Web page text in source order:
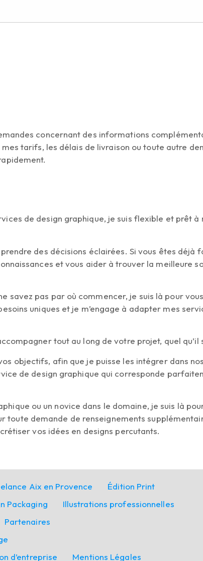
concernant des informations
tarifs, les délais de livraison ou toute autre
de design graphique, je suis flexible et prêt à
des décisions éclairées. Si vous êtes déjà
et vous aider à trouver la meilleure
savez pas par où commencer, je suis là pour
uniques et je m’engage à adapter mes
tout au long de votre projet, quel qu’il
objectifs, afin que je puisse les intégrer dans
de design graphique qui corresponde
ou un novice dans le domaine, je suis là
toute demande de renseignements
vos idées en designs percutants.
Aix en Provence
Édition Print
Packaging
Illustrations professionnelles
Partenaires
d’entreprise
Mentions Légales